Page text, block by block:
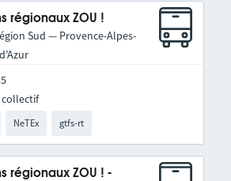
régionaux ZOU !
Sud — Provence-Alpes-
NeTEx gtfs-rt
régionaux ZOU ! -